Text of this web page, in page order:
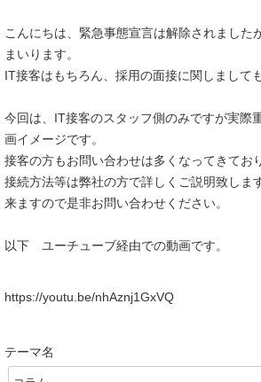
こんにちは、緊急事態宣言は解除されました
まいります。
IT接客はもちろん、採用の面接に関しまして
今回は、IT接客のスタッフ側のみですが実際
画イメージです。
接客の方もお問い合わせは多くなってきてお
接続方法等は弊社の方で詳しくご説明致しま
来ますので是非お問い合わせください。
以下 ユーチューブ経由での動画です。
https://youtu.be/nhAznj1GxVQ
テーマ名